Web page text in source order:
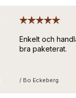
Enkelt och
bra paketerat.
/ Bo Eckeberg